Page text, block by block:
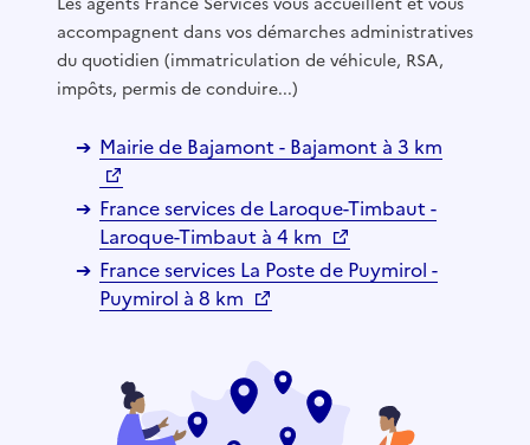
accompagnent dans vos démarches administratives
du quotidien (immatriculation de véhicule, RSA,
impôts, permis de conduire...)
Mairie de Bajamont - Bajamont à 3 km
France services de Laroque-Timbaut -
Laroque-Timbaut à 4 km
France services La Poste de Puymirol -
Puymirol à 8 km